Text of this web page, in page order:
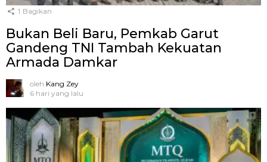
1 Bagikan
Bukan Beli Baru, Pemkab Garut
Gandeng TNI Tambah Kekuatan
Armada Damkar
oleh Kang Zey
6 hari yang lalu